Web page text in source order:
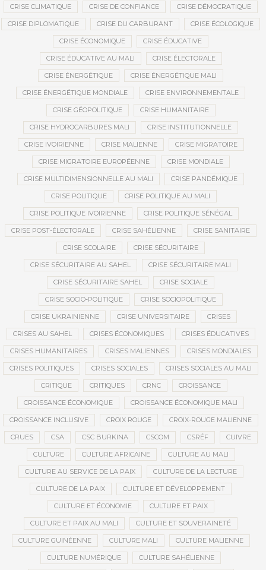
CRISE CLIMATIQUE CRISE DE CONFIANCE CRISE DÉMOCRATIQUE
CRISE DIPLOMATIQUE CRISE DU CARBURANT CRISE ÉCOLOGIQUE
CRISE ÉCONOMIQUE CRISE ÉDUCATIVE
CRISE ÉDUCATIVE AU MALI CRISE ÉLECTORALE
CRISE ÉNERGÉTIQUE CRISE ÉNERGÉTIQUE MALI
CRISE ÉNERGÉTIQUE MONDIALE CRISE ENVIRONNEMENTALE
CRISE GÉOPOLITIQUE CRISE HUMANITAIRE
CRISE HYDROCARBURES MALI CRISE INSTITUTIONNELLE
CRISE IVOIRIENNE CRISE MALIENNE CRISE MIGRATOIRE
CRISE MIGRATOIRE EUROPÉENNE CRISE MONDIALE
CRISE MULTIDIMENSIONNELLE AU MALI CRISE PANDÉMIQUE
CRISE POLITIQUE CRISE POLITIQUE AU MALI
CRISE POLITIQUE IVOIRIENNE CRISE POLITIQUE SÉNÉGAL
CRISE POST-ÉLECTORALE CRISE SAHÉLIENNE CRISE SANITAIRE
CRISE SCOLAIRE CRISE SÉCURITAIRE
CRISE SÉCURITAIRE AU SAHEL CRISE SÉCURITAIRE MALI
CRISE SÉCURITAIRE SAHEL CRISE SOCIALE
CRISE SOCIO-POLITIQUE CRISE SOCIOPOLITIQUE
CRISE UKRAINIENNE CRISE UNIVERSITAIRE CRISES
CRISES AU SAHEL CRISES ÉCONOMIQUES CRISES ÉDUCATIVES
CRISES HUMANITAIRES CRISES MALIENNES CRISES MONDIALES
CRISES POLITIQUES CRISES SOCIALES CRISES SOCIALES AU MALI
CRITIQUE CRITIQUES CRNC CROISSANCE
CROISSANCE ÉCONOMIQUE CROISSANCE ÉCONOMIQUE MALI
CROISSANCE INCLUSIVE CROIX ROUGE CROIX-ROUGE MALIENNE
CRUES CSA CSC BURKINA CSCOM CSRÉF CUIVRE
CULTURE CULTURE AFRICAINE CULTURE AU MALI
CULTURE AU SERVICE DE LA PAIX CULTURE DE LA LECTURE
CULTURE DE LA PAIX CULTURE ET DÉVELOPPEMENT
CULTURE ET ÉCONOMIE CULTURE ET PAIX
CULTURE ET PAIX AU MALI CULTURE ET SOUVERAINETÉ
CULTURE GUINÉENNE CULTURE MALI CULTURE MALIENNE
CULTURE NUMÉRIQUE CULTURE SAHÉLIENNE